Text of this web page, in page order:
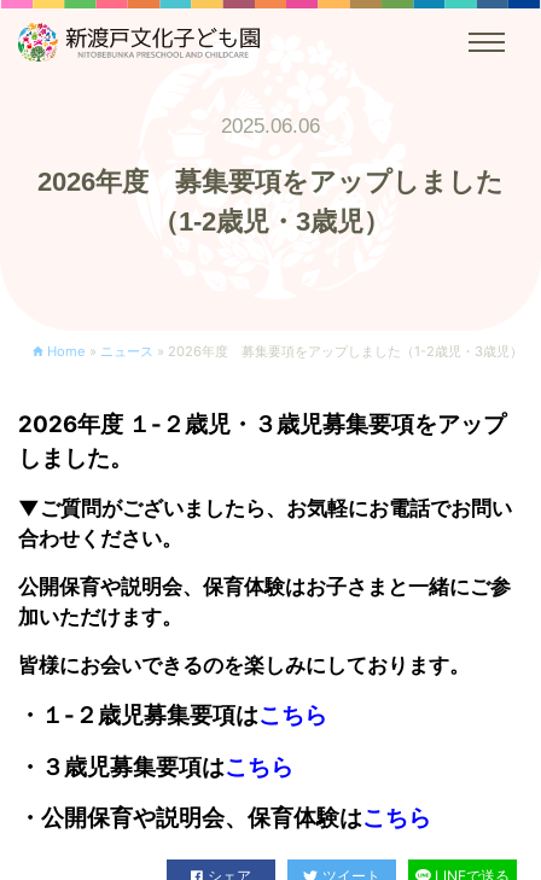
2025.06.06
2026年度 募集要項をアップしました
（1-2歳児・3歳児）
Home » ニュース » 2026年度 募集要項をアップしました（1-2歳児・3歳児）
2026年度 １-２歳児・３歳児募集要項をアップ
しました。
▼ご質問がございましたら、お気軽にお電話でお問い
合わせください。
公開保育や説明会、保育体験はお子さまと一緒にご参
加いただけます。
皆様にお会いできるのを楽しみにしております。
・１-２歳児募集要項はこちら
・３歳児募集要項はこちら
・公開保育や説明会、保育体験はこちら
シェア ツイート LINEで送る